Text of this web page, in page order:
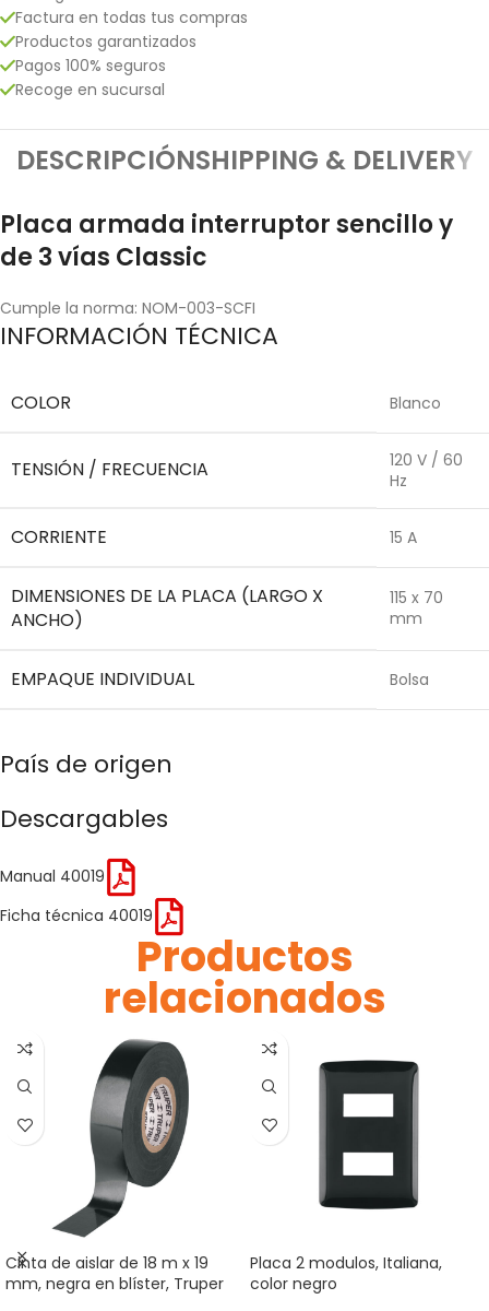
Factura en todas tus compras
Productos garantizados
Pagos 100% seguros
Recoge en sucursal
DESCRIPCIÓNSHIPPING & DELIVERY
Placa armada interruptor sencillo y
de 3 vías Classic
Cumple la norma: NOM-003-SCFI
INFORMACIÓN TÉCNICA
COLOR Blanco
TENSIÓN / FRECUENCIA
120 V / 60
Hz
CORRIENTE 15 A
DIMENSIONES DE LA PLACA (LARGO X
ANCHO)
115 x 70
mm
EMPAQUE INDIVIDUAL Bolsa
País de origen
Descargables
Manual 40019
Ficha técnica 40019
Productos
relacionados
Cinta de aislar de 18 m x 19
mm, negra en blíster, Truper
Placa 2 modulos, Italiana,
color negro